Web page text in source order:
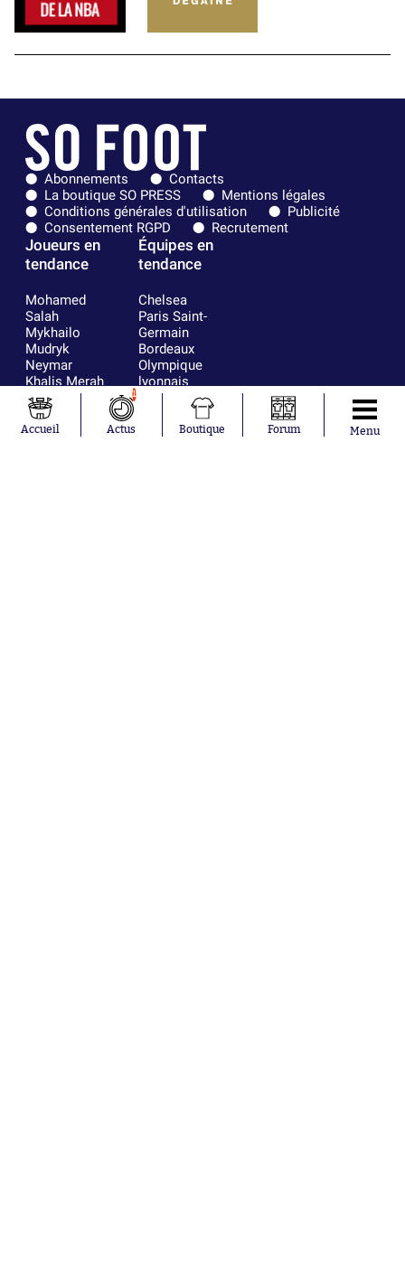
Abonnements
Contacts
La boutique SO PRESS
Mentions légales
Conditions générales d'utilisation
Publicité
Consentement RGPD
Recrutement
Joueurs en
tendance
Mohamed
Salah
Mykhailo
Mudryk
Neymar
Khalis Merah
Loïs Openda
Moussa
Niakhaté
Équipes en
tendance
Chelsea
Paris Saint-
Germain
Bordeaux
Olympique
lyonnais
FIFA
Real Madrid
RC Strasbourg
Accueil
1
Actus Boutique Forum Menu